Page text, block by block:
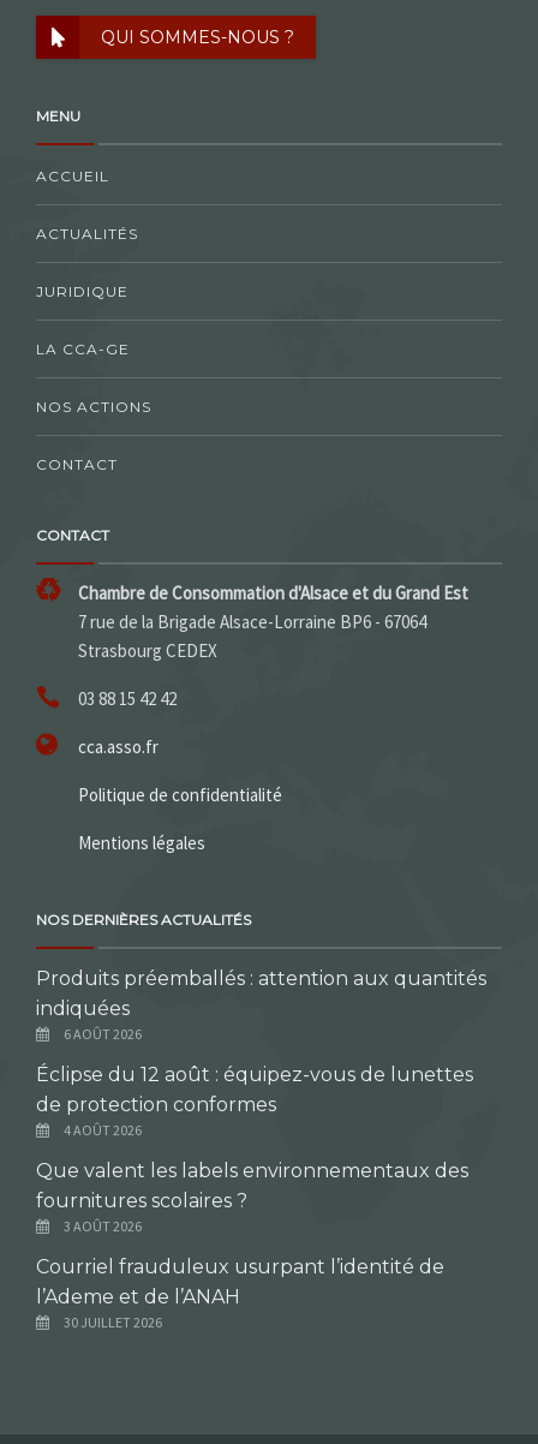
QUI SOMMES-NOUS ?
MENU
ACCUEIL
ACTUALITÉS
JURIDIQUE
LA CCA-GE
NOS ACTIONS
CONTACT
CONTACT
Chambre de Consommation d'Alsace et du Grand Est
7 rue de la Brigade Alsace-Lorraine BP6 - 67064
Strasbourg CEDEX
03 88 15 42 42
cca.asso.fr
Politique de confidentialité
Mentions légales
NOS DERNIÈRES ACTUALITÉS
Produits préemballés : attention aux quantités
indiquées
6 AOÛT 2026
Éclipse du 12 août : équipez-vous de lunettes
de protection conformes
4 AOÛT 2026
Que valent les labels environnementaux des
fournitures scolaires ?
3 AOÛT 2026
Courriel frauduleux usurpant l’identité de
l’Ademe et de l’ANAH
30 JUILLET 2026